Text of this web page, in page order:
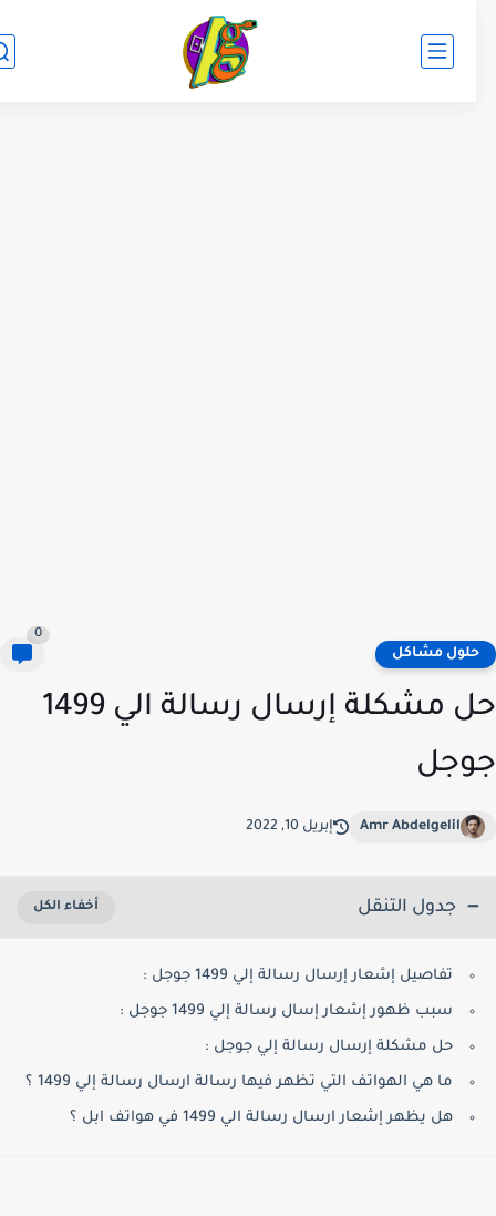
مشاكل
حل مشكلة إرسال رسالة الي 1499
Amr Abdelgelil إبريل 10, 2022
جدول التنقل
تفاصيل إشعار إرسال رسالة إلي 1499 جوجل :
سبب ظهور إشعار إسال رسالة إلي 1499 جوجل :
حل مشكلة إرسال رسالة إلي جوجل :
ما هي الهواتف التي تظهر فيها رسالة ارسال رسالة إلي 1499 ؟
هل يظهر إشعار ارسال رسالة الي 1499 في هواتف ابل ؟